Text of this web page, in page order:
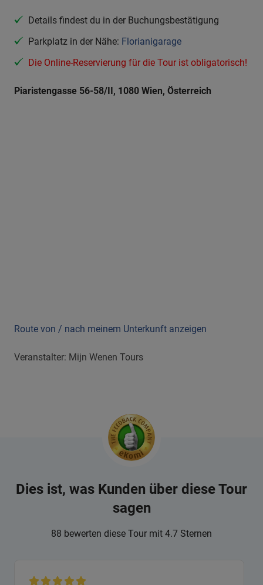
Details findest du in der Buchungsbestätigung
Parkplatz in der Nähe: Florianigarage
Die Online-Reservierung für die Tour ist obligatorisch!
Piaristengasse 56-58/II, 1080 Wien, Österreich
Route von / nach meinem Unterkunft anzeigen
Veranstalter: Mijn Wenen Tours
Dies ist, was Kunden über diese Tour
sagen
88 bewerten diese Tour mit 4.7 Sternen